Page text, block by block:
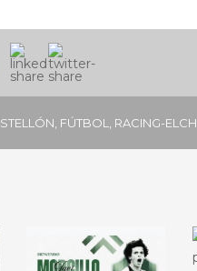
, FÚTBOL, RACING-